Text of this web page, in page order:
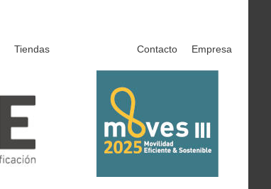
Tiendas Contacto Empresa